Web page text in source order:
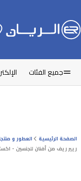
جميع الفئات
الصفحة الرئيسية العطور و
ريير ريف من أفنان للجنسين - اكستريت